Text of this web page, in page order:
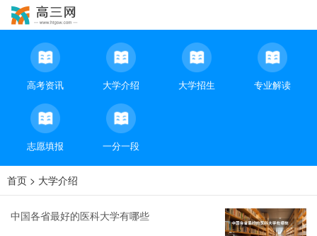
高考资讯 大学介绍 大学招生 专业解读
志愿填报 一分一段
首页 > 大学介绍
中国各省最好的医科大学有哪些